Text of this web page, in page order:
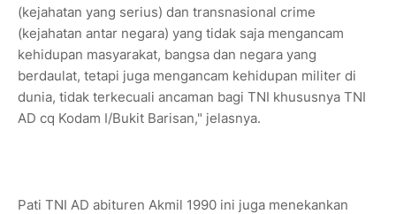
(kejahatan yang serius) dan transnasional crime
(kejahatan antar negara) yang tidak saja mengancam
kehidupan masyarakat, bangsa dan negara yang
berdaulat, tetapi juga mengancam kehidupan militer di
dunia, tidak terkecuali ancaman bagi TNI khususnya TNI
AD cq Kodam I/Bukit Barisan," jelasnya.
Pati TNI AD abituren Akmil 1990 ini juga menekankan